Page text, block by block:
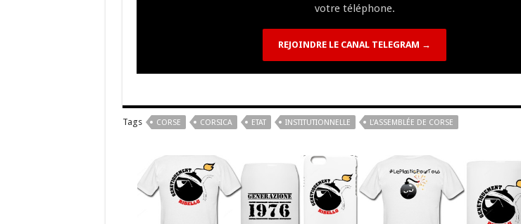
at
k
votre téléphone.
REJOINDRE LE CANAL TELEGRAM →
Tags CORSE CORSICA ETAT INSTITUTIONNELLE L'ASSEMBLÉE DE CORSE